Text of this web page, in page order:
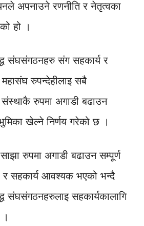
अपनाउने रणनीति र नेतृत्वका
हो ।
संघसंगठनहरु संग सहकार्य र
रुपन्देहीलाइ सबै
रुपमा अगाडी बढाउन
खेल्ने निर्णय गरेको छ ।
रुपमा अगाडी बढाउन सम्पूर्ण
र सहकार्य आवश्यक भएको भन्दै
संघसंगठनहरुलाइ सहकार्यकालागि